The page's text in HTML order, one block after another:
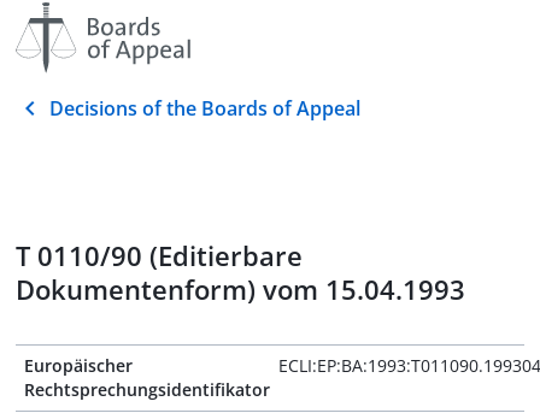
Decisions of the Boards of Appeal
T 0110/90 (Editierbare
Dokumentenform) vom 15.04.1993
Europäischer
Rechtsprechungsidentifikator